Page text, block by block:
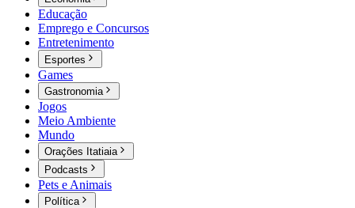
Educação
Emprego e Concursos
Entretenimento
Esportes
Games
Gastronomia
Jogos
Meio Ambiente
Mundo
Orações Itatiaia
Podcasts
Pets e Animais
Política